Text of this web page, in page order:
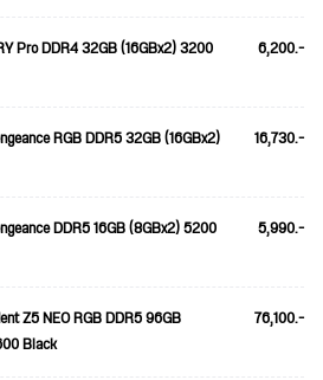
Pro DDR4 32GB (16GBx2) 3200
6,200.-
RGB DDR5 32GB (16GBx2)
16,730.-
DDR5 16GB (8GBx2) 5200
5,990.-
Z5 NEO RGB DDR5 96GB
Black
76,100.-